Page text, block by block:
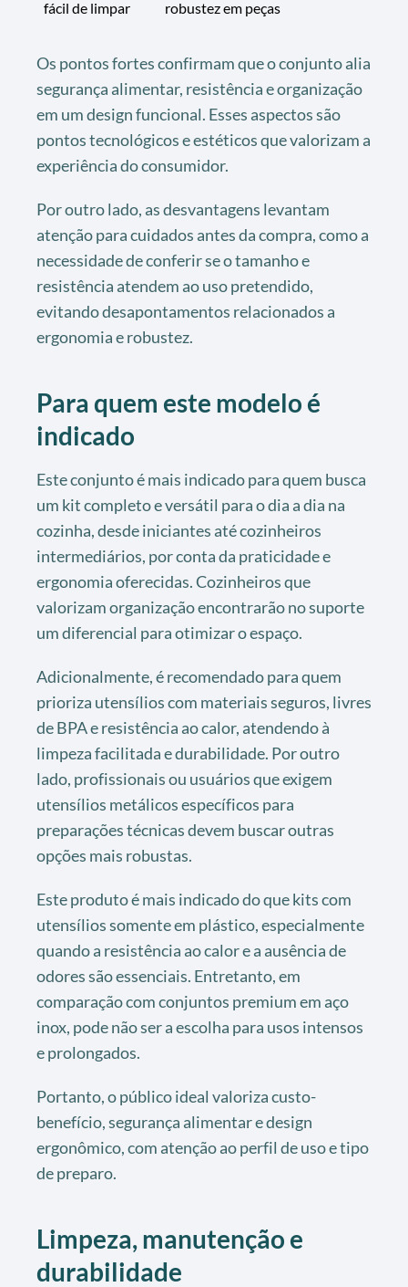
fácil de limpar
robustez em peças
Os pontos fortes confirmam que o conjunto alia
segurança alimentar, resistência e organização
em um design funcional. Esses aspectos são
pontos tecnológicos e estéticos que valorizam a
experiência do consumidor.
Por outro lado, as desvantagens levantam
atenção para cuidados antes da compra, como a
necessidade de conferir se o tamanho e
resistência atendem ao uso pretendido,
evitando desapontamentos relacionados a
ergonomia e robustez.
Para quem este modelo é
indicado
Este conjunto é mais indicado para quem busca
um kit completo e versátil para o dia a dia na
cozinha, desde iniciantes até cozinheiros
intermediários, por conta da praticidade e
ergonomia oferecidas. Cozinheiros que
valorizam organização encontrarão no suporte
um diferencial para otimizar o espaço.
Adicionalmente, é recomendado para quem
prioriza utensílios com materiais seguros, livres
de BPA e resistência ao calor, atendendo à
limpeza facilitada e durabilidade. Por outro
lado, profissionais ou usuários que exigem
utensílios metálicos específicos para
preparações técnicas devem buscar outras
opções mais robustas.
Este produto é mais indicado do que kits com
utensílios somente em plástico, especialmente
quando a resistência ao calor e a ausência de
odores são essenciais. Entretanto, em
comparação com conjuntos premium em aço
inox, pode não ser a escolha para usos intensos
e prolongados.
Portanto, o público ideal valoriza custo-
benefício, segurança alimentar e design
ergonômico, com atenção ao perfil de uso e tipo
de preparo.
Limpeza, manutenção e
durabilidade